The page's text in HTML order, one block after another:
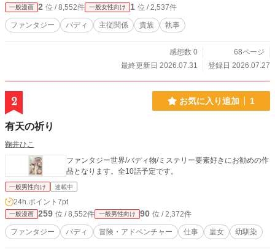
一般漫画 2 位 / 8,552件 一般女性向け 1 位 / 2,537件
ファンタジー バディ 主従関係 貴族 執事
感想数 0
68ページ
最終更新日 2026.07.31
登録日 2026.07.27
2 お気に入り追加 1
有天の祈り
鞠井ひこ
ファンタジー世界/バディ物/ミステリー要素好きにお勧めの作
品となります。全10話予定です。
一般男性向け 連載中
24h.ポイント 7pt
一般漫画 259 位 / 8,552件 一般男性向け 90 位 / 2,372件
ファンタジー バディ 冒険・アドベンチャー 仕事 皇女 幼馴染